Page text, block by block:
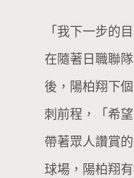
「我下一步的
在隨著日職聯
後，陽柏翔下
刺前程，「希
帶著眾人讚賞
球場，陽柏翔